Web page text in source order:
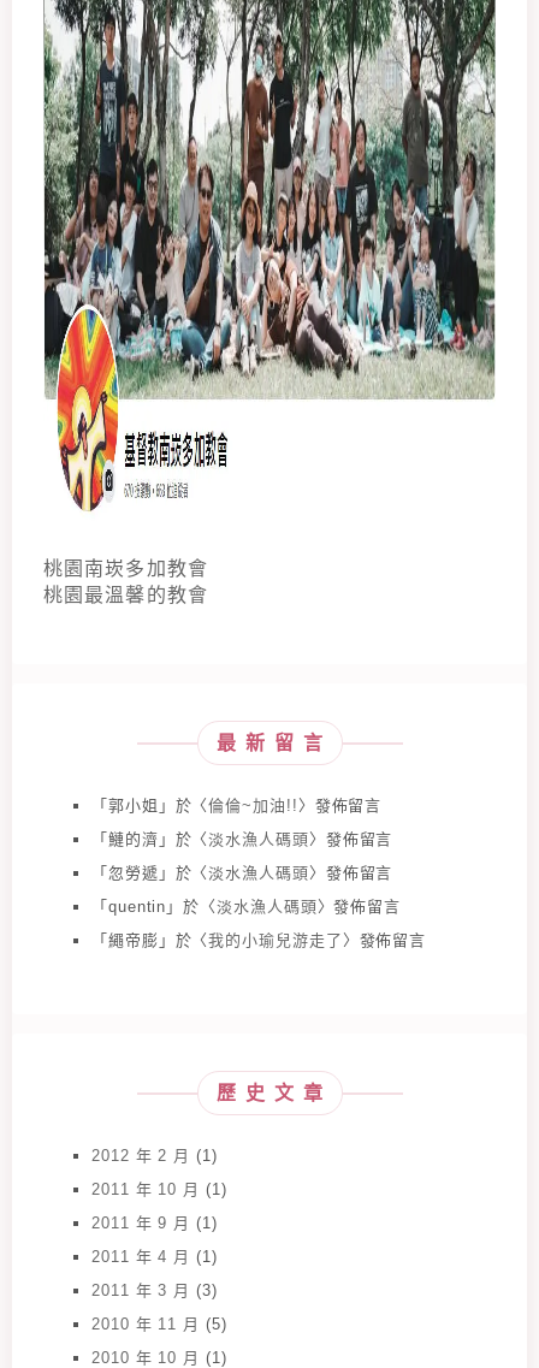
桃園南崁多加教會
桃園最溫馨的教會
最新留言
「 郭小姐 」於〈倫倫~加油!! 〉發佈留言
「 鰱的濟 」於〈淡水漁人碼頭〉發佈留言
「 忽勞遞 」於〈淡水漁人碼頭〉發佈留言
「 quentin 」於〈淡水漁人碼頭〉發佈留言
「 繩帝膨 」於〈我的小瑜兒游走了 〉發佈留言
歷史文章
2012 年 2 月 (1)
2011 年 10 月 (1)
2011 年 9 月 (1)
2011 年 4 月 (1)
2011 年 3 月 (3)
2010 年 11 月 (5)
2010 年 10 月 (1)